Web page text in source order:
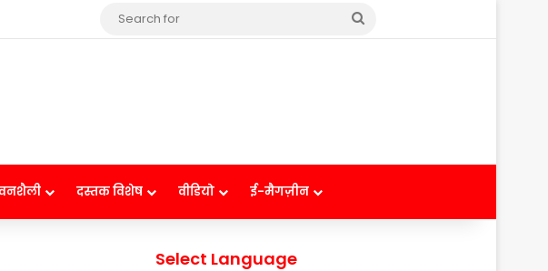
दस्तक विशेष वीडियो ई-मैगज़ीन
Select Language